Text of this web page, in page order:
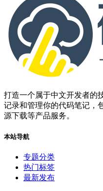
打造一个属于中文开发者的
记录和管理你的代码笔记，
源下载等产品服务。
本站导航
专题分类
热门标签
最新发布